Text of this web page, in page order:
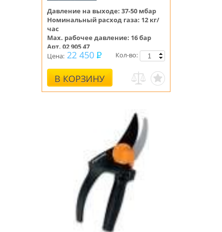
Давление на выходе: 37-50 мбар
Номинальный расход газа: 12 кг/
час
Max. рабочее давление: 16 бар
Арт. 02 905 47
Цена: 22 450
В КОРЗИНУ
Кол-во: